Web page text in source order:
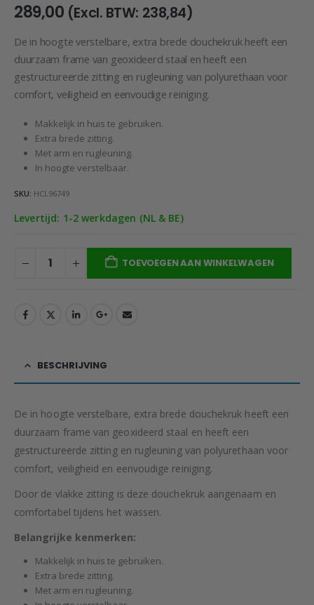
289,00 (Excl. BTW: 238,84)
De in hoogte verstelbare, extra brede douchekruk heeft een
duurzaam frame van geoxideerd staal en heeft een
gestructureerde zitting en rugleuning van polyurethaan voor
comfort, veiligheid en eenvoudige reiniging.
Makkelijk in huis te gebruiken.
Extra brede zitting.
Met arm en rugleuning.
In hoogte verstelbaar.
SKU: HCL96749
Levertijd: 1-2 werkdagen (NL & BE)
TOEVOEGEN AAN WINKELWAGEN
BESCHRIJVING
De in hoogte verstelbare, extra brede douchekruk heeft een
duurzaam frame van geoxideerd staal en heeft een
gestructureerde zitting en rugleuning van polyurethaan voor
comfort, veiligheid en eenvoudige reiniging.
Door de vlakke zitting is deze douchekruk aangenaam en
comfortabel tijdens het wassen.
Belangrijke kenmerken:
Makkelijk in huis te gebruiken.
Extra brede zitting.
Met arm en rugleuning.